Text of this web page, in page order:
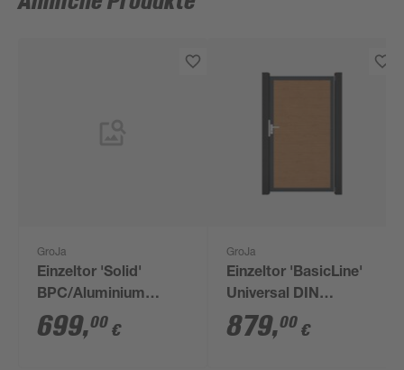
GroJa
Einzeltor 'Solid'
BPC/Aluminium
braun/silber 100 x 180
cm
699,00 €
GroJa
Einzeltor 'BasicLine'
Universal DIN
Eichefarben
Braun/anthrazit 100 x
879,00 €